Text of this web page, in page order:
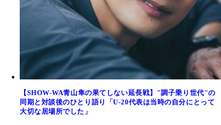
【SHOW-WA青山隼の果てしない延長戦】"調子乗り世代"の
同期と対談後のひとり語り「U-20代表は当時の自分にとって
大切な居場所でした」